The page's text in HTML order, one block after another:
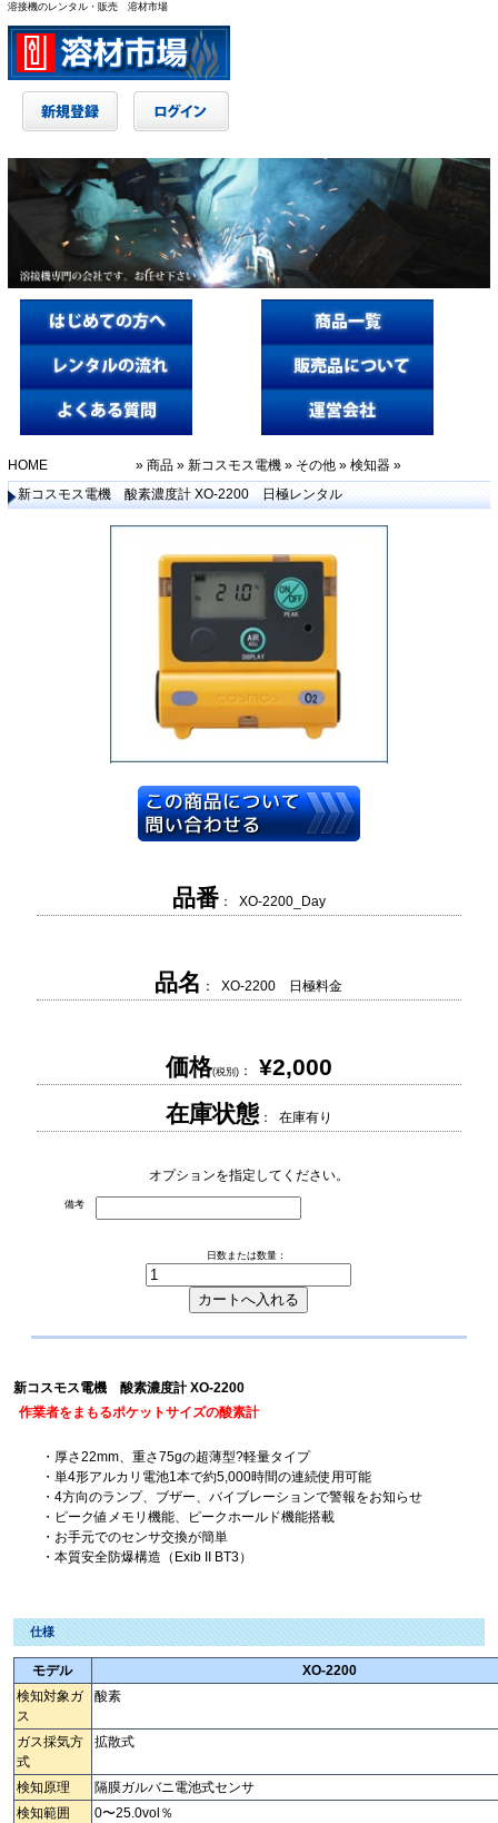
溶接機のレンタル・販売 溶材市場
HOME »商品 »新コスモス電機 » その他 »検知器 »
新コスモス電機 酸素濃度計 XO-2200 日極レンタル
品番： XO-2200_Day
品名 ： XO-2200 日極料金
価格(税別)： ¥2,000
在庫状態： 在庫有り
オプションを指定してください。
備考
日数または数量：
新コスモス電機 酸素濃度計 XO-2200
作業者をまもるポケットサイズの酸素計
・厚さ22mm、重さ75gの超薄型?軽量タイプ
・単4形アルカリ電池1本で約5,000時間の連続使用可能
・4方向のランプ、ブザー、バイブレーションで警報をお知らせ
・ピーク値メモリ機能、ピークホールド機能搭載
・お手元でのセンサ交換が簡単
・本質安全防爆構造（Exib II BT3）
仕様
モデル
XO-2200
検知対象ガ
ス
酸素
ガス採気方
式
拡散式
検知原理
隔膜ガルバニ電池式センサ
検知範囲
0〜25.0vol％